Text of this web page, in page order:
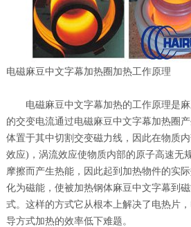
电磁麻豆中文字幕加热圈加热工作原理
电磁麻豆中文字幕加热的工作原理是麻
的交变电流通过电磁麻豆中文字幕加热圈产
体置于其中切割交变磁力线，因此在物质
效应)，涡流效应使物质内部的原子高速无规则运
摩擦而产生热能，因此起到加热物件的实际
化为磁能，使被加热钢体麻豆中文字幕到
式。这样的方式它从根本上解决了电热片
导方式加热的效率低下难题。